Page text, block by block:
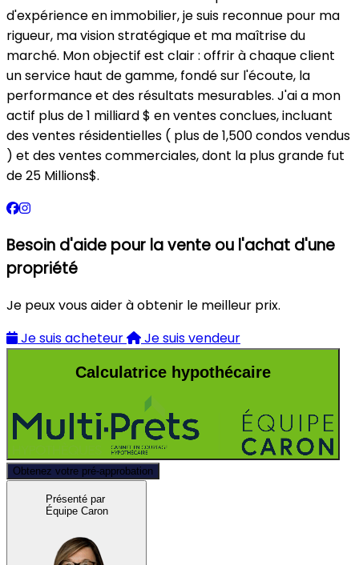
d'expérience en immobilier, je suis reconnue pour ma
rigueur, ma vision stratégique et ma maîtrise du
marché. Mon objectif est clair : offrir à chaque client
un service haut de gamme, fondé sur l'écoute, la
performance et des résultats mesurables. J'ai a mon
actif plus de 1 milliard $ en ventes conclues, incluant
des ventes résidentielles ( plus de 1,500 condos vendus
) et des ventes commerciales, dont la plus grande fut
de 25 Millions$.
Besoin d'aide pour la vente ou l'achat d'une
propriété
Je peux vous aider à obtenir le meilleur prix.
Je suis acheteur
Je suis vendeur
Calculatrice hypothécaire
Obtenez votre pré-approbation
Présenté par
Équipe Caron